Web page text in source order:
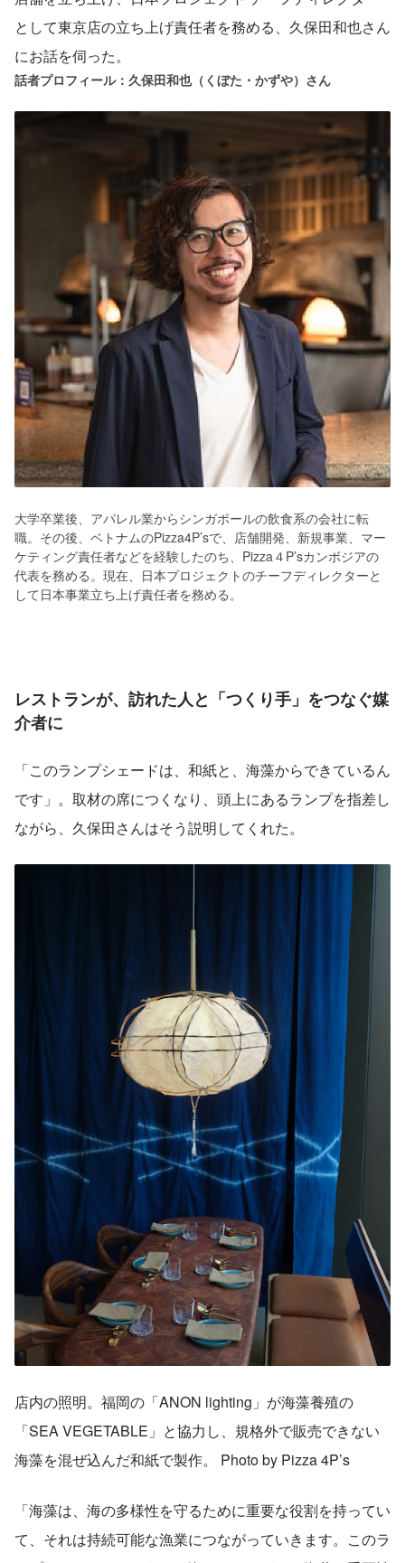
として東京店の立ち上げ責任者を務める、久保田和也さん
にお話を伺った。
話者プロフィール：久保田和也（くぼた・かずや）さん
大学卒業後、アパレル業からシンガポールの飲食系の会社に転
職。その後、ベトナムのPizza4P’sで、店舗開発、新規事業、マー
ケティング責任者などを経験したのち、Pizza４P’sカンボジアの
代表を務める。現在、日本プロジェクトのチーフディレクターと
して日本事業立ち上げ責任者を務める。
レストランが、訪れた人と「つくり手」をつなぐ媒
介者に
「このランプシェードは、和紙と、海藻からできているん
です」。取材の席につくなり、頭上にあるランプを指差し
ながら、久保田さんはそう説明してくれた。
店内の照明。福岡の「ANON lighting」が海藻養殖の
「SEA VEGETABLE」と協力し、規格外で販売できない
海藻を混ぜ込んだ和紙で製作。 Photo by Pizza 4P’s
「海藻は、海の多様性を守るために重要な役割を持ってい
て、それは持続可能な漁業につながっていきます。このラ